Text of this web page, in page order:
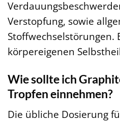
Verstopfung, sowie
Stoffwechselstörungen.
körpereigenen
Wie sollte ich
Tropfen einnehmen?
Die übliche Dosierung